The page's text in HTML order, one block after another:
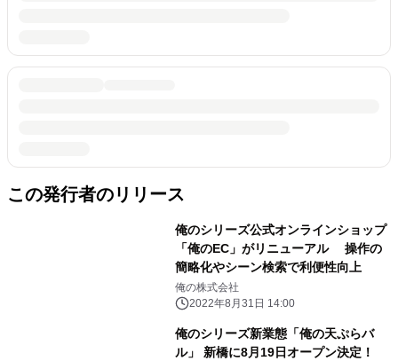
この発行者のリリース
俺のシリーズ公式オンラインショップ
「俺のEC」がリニューアル 操作の
簡略化やシーン検索で利便性向上
俺の株式会社
2022年8月31日 14:00
俺のシリーズ新業態「俺の天ぷらバ
ル」 新橋に8月19日オープン決定！